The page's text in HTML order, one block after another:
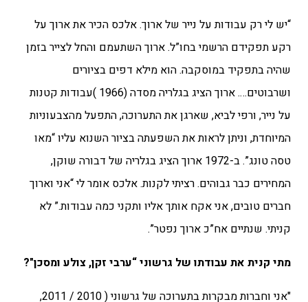
“יש לי רק עבודות על נייר של ארוך. אלכס הכיר את ארוך על
רקע תפקידם הרשמי בחו”ל. ארוך השתעמם והחל לצייר בזמן
שהיה בתפקיד במוסקבה. הוא מילא דפים בציורים
ושרבוטים…. ארוך הציג בגלריה מסדה (1966 )עבודות קטנות
על נייר, ורפי לביא, שארגן את התערוכה, התפעל מהצבעוניות
המיוחדת, וניתן לראות את השפעתה בציור השנוא עליו “מאו
טסה טונג”. ב-1972 ארוך הציג בגלריה של דבורה שוקן,
המחירים כבר גבוהים. רציתי לקנות. אלכס אומר לי “אני וארוך
חברים טובים, אני אקח אותך אליו ותקני כמה עבודות.” לא
קניתי. שנתיים אח”כ ארוך נפטר”.
מתי קנית את עבודתו של גרשוני “ערבי זקן, צולע ומסכן"?
"אני וחברות מבקרות בתערוכה של גרשוני ( 2010 / 2011,